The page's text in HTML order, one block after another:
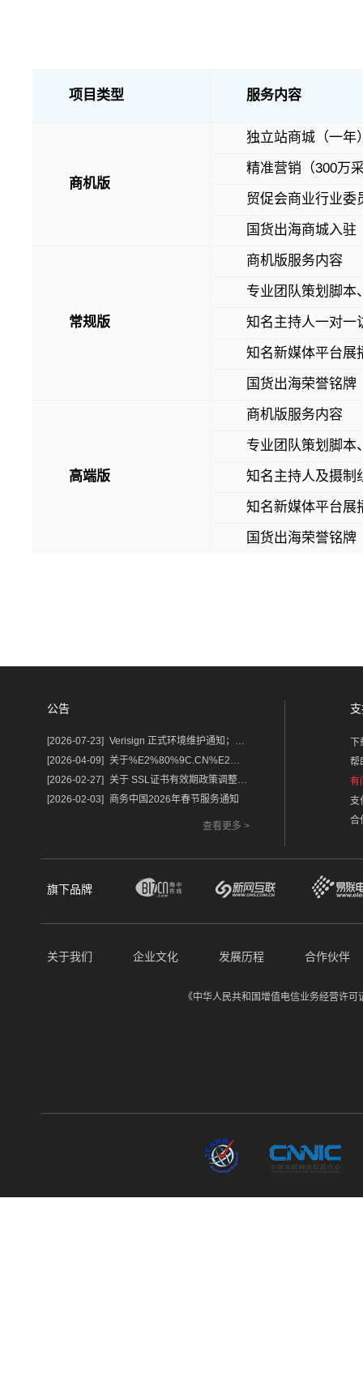
项目类型 服务内容
商机版
独立站商城（一年
精准营销（300万
贸促会商业行业委
国货出海商城入驻
常规版
商机版服务内容
专业团队策划脚本
知名主持人一对一
知名新媒体平台展
国货出海荣誉铭牌
高端版
商机版服务内容
专业团队策划脚本
知名主持人及摄制
知名新媒体平台展
国货出海荣誉铭牌
公告
[2026-07-23] Verisign 正式环境维护通知；含域名.com/.net
[2026-04-09] 关于%E2%80%9C.CN%E2%80%9D%E2%80%9C.中国%E2%80%9D域名保护锁及隐私服务调整的通知
[2026-02-27] 关于 SSL证书有效期政策调整的重要通知
[2026-02-03]
商务中国2026年春节服务通知
查看更多 >
帮
有
支
合
旗下品牌
关于我们 企业文化 发展历程 合作伙伴
《中华人民共和国增值电信业务经营许